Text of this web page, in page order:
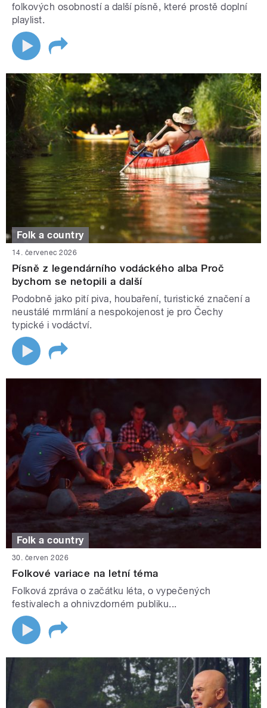
folkových osobností a další písně, které prostě doplní
playlist.
Folk a country
14. červenec 2026
Písně z legendárního vodáckého alba Proč
bychom se netopili a další
Podobně jako pití piva, houbaření, turistické značení a
neustálé mrmlání a nespokojenost je pro Čechy
typické i vodáctví.
Folk a country
30. červen 2026
Folkové variace na letní téma
Folková zpráva o začátku léta, o vypečených
festivalech a ohnivzdorném publiku...